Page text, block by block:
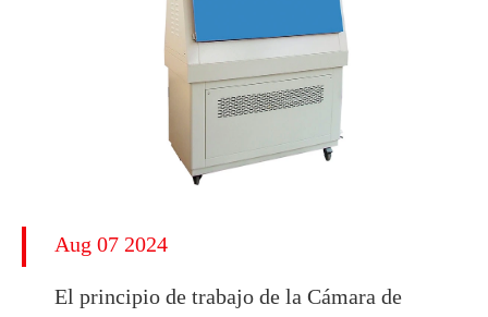
Aug 07 2024
El principio de trabajo de la Cámara de